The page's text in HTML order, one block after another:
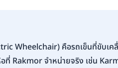
Wheelchair) คือรถเข็นที่ขับเ
ที่ Rakmor จำหน่ายจริง เช่น